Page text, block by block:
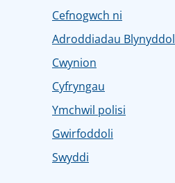
Cefnogwch ni
Adroddiadau Blynyddol
Cwynion
Cyfryngau
Ymchwil polisi
Gwirfoddoli
Swyddi